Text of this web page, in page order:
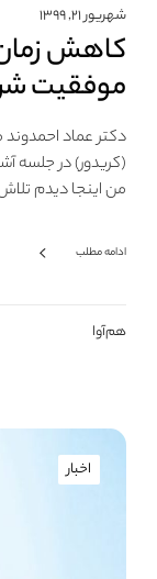
شهریور ۲۱, ۱۳۹۹
کاهش
موفقیت
دکتر عماد احمدوند
(کریدور) در جلسه
من اینجا دیدم
ادامه مطلب
هم‌آوا
اخبار